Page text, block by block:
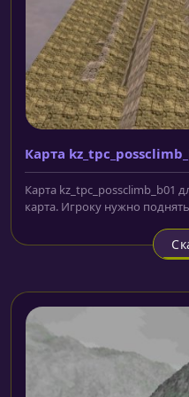
Карта
Карта kz_tpc_possclimb_b01
карта. Игроку нужно